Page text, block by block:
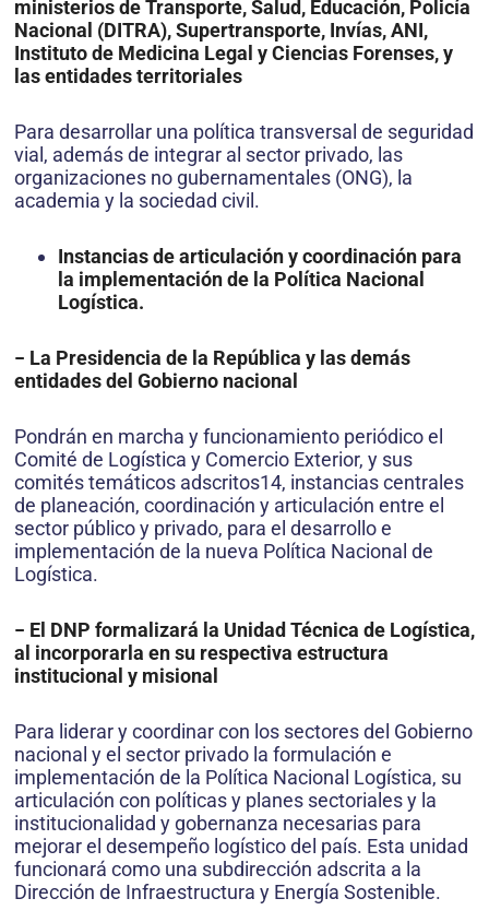
ministerios de Transporte, Salud, Educación, Policía
Nacional (DITRA), Supertransporte, Invías, ANI,
Instituto de Medicina Legal y Ciencias Forenses, y
las entidades territoriales
Para desarrollar una política transversal de seguridad
vial, además de integrar al sector privado, las
organizaciones no gubernamentales (ONG), la
academia y la sociedad civil.
Instancias de articulación y coordinación para
la implementación de la Política Nacional
Logística.
− La Presidencia de la República y las demás
entidades del Gobierno nacional
Pondrán en marcha y funcionamiento periódico el
Comité de Logística y Comercio Exterior, y sus
comités temáticos adscritos14, instancias centrales
de planeación, coordinación y articulación entre el
sector público y privado, para el desarrollo e
implementación de la nueva Política Nacional de
Logística.
− El DNP formalizará la Unidad Técnica de Logística,
al incorporarla en su respectiva estructura
institucional y misional
Para liderar y coordinar con los sectores del Gobierno
nacional y el sector privado la formulación e
implementación de la Política Nacional Logística, su
articulación con políticas y planes sectoriales y la
institucionalidad y gobernanza necesarias para
mejorar el desempeño logístico del país. Esta unidad
funcionará como una subdirección adscrita a la
Dirección de Infraestructura y Energía Sostenible.